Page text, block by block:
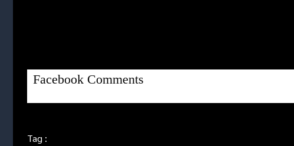
Facebook Comments
Tag :